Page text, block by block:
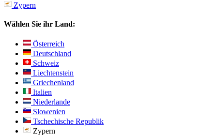
Zypern
Wählen Sie ihr Land:
Österreich
Deutschland
Schweiz
Liechtenstein
Griechenland
Italien
Niederlande
Slowenien
Tschechische Republik
Zypern